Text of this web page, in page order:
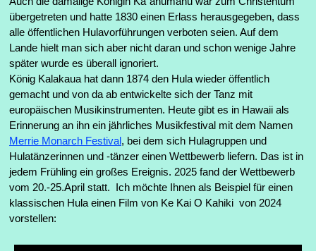
übergetreten und hatte 1830 einen Erlass herausgegeben, dass
alle öffentlichen Hulavorführungen verboten seien. Auf dem
Lande hielt man sich aber nicht daran und schon wenige Jahre
später wurde es überall ignoriert.
König Kalakaua hat dann 1874 den Hula wieder öffentlich
gemacht und von da ab entwickelte sich der Tanz mit
europäischen Musikinstrumenten. Heute gibt es in Hawaii als
Erinnerung an ihn ein jährliches Musikfestival mit dem Namen
Merrie Monarch Festival , bei dem sich Hulagruppen und
Hulatänzerinnen und -tänzer einen Wettbewerb liefern. Das ist in
jedem Frühling ein großes Ereignis. 2025 fand der Wettbewerb
vom 20.-25.April statt. Ich möchte Ihnen als Beispiel für einen
klassischen Hula einen Film von Ke Kai O Kahiki von 2024
vorstellen: